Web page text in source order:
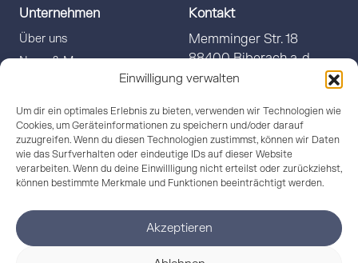
Einwilligung verwalten
Um dir ein optimales Erlebnis zu bieten, verwenden wir Technologien wie
Cookies, um Geräteinformationen zu speichern und/oder darauf
zuzugreifen. Wenn du diesen Technologien zustimmst, können wir Daten
wie das Surfverhalten oder eindeutige IDs auf dieser Website
verarbeiten. Wenn du deine Einwillligung nicht erteilst oder zurückziehst,
können bestimmte Merkmale und Funktionen beeinträchtigt werden.
Akzeptieren
Unternehmen
Über uns
News & Messe
Nachhaltigkeit
Downloads
Werksverkauf
Kontakt
Memminger Str. 18
88400 Biberach a. d.
Riss
info@gerster.com
+49 (0)7351 586-500